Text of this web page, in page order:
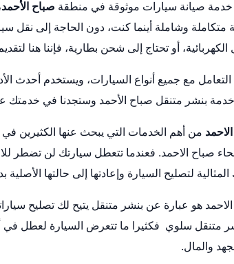
صيانة سيارات موثوقة في منطقة صباح الأحمد
متكاملة وشاملة أينما كنت، دون الحاجة إلى نقل
الكهربائية، أو تحتاج إلى شحن بطارية، فإننا هنا
مع جميع أنواع السيارات، ويستخدم أحدث
من أهم الخدمات التي يبحث عنها الكثيرين
صباح الاحمد. فعندما تتعطل سيارتك لن تضطر
لتصليح السيارة وإعادتها إلى حالتها
هو عبارة عن بنشر متنقل يتيح لك تصليح
متنقل سلوي فكثيرا ما تتعرض السيارة لعطل في
والمال.